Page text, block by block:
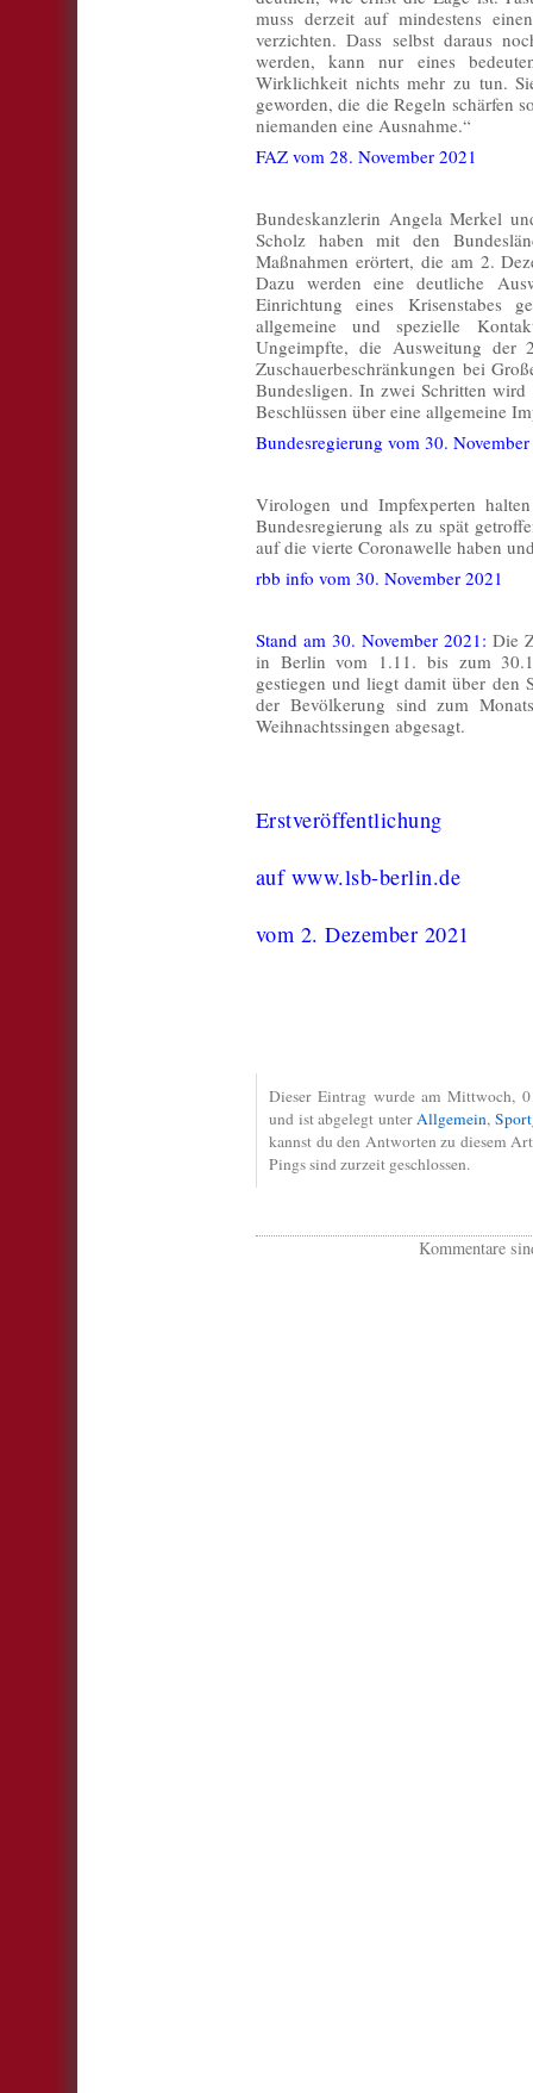
muss derzeit auf mindestens
verzichten. Dass selbst daraus
werden, kann nur eines
Wirklichkeit nichts mehr zu tun.
geworden, die die Regeln schärfen
niemanden eine Ausnahme.“
FAZ vom 28. November 2021
Bundeskanzlerin Angela Merkel
Scholz haben mit den
Maßnahmen erörtert, die am 2.
Dazu werden eine deutliche
Einrichtung eines Krisenstabes
allgemeine und spezielle
Ungeimpfte, die Ausweitung der
Zuschauerbeschränkungen bei
Bundesligen. In zwei Schritten
Beschlüssen über eine allgemeine
Bundesregierung vom 30.
Virologen und Impfexperten
Bundesregierung als zu spät
auf die vierte Coronawelle haben
rbb info vom 30. November 2021
Stand am 30. November 2021: Die
in Berlin vom 1.11. bis zum
gestiegen und liegt damit über den
der Bevölkerung sind zum
Weihnachtssingen abgesagt.
Erstveröffentlichung
auf www.lsb-berlin.de
vom 2. Dezember 2021
Dieser Eintrag wurde am Mittwoch,
und ist abgelegt unterAllgemein,
kannst du den Antworten zu diesem
Pings sind zurzeit geschlossen.
Kommentare